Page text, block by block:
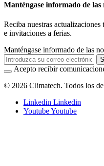
Manténgase informado de las
Reciba nuestras
e invitaciones a ferias.
Manténgase informado de las
Acepto recibir
© 2026 Climatech. Todos los
Linkedin Linkedin
YoutubeYoutube